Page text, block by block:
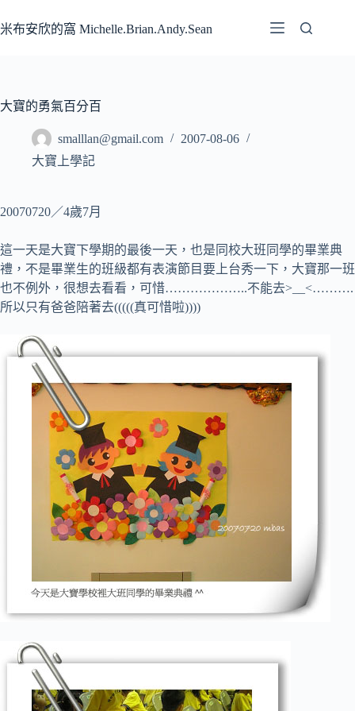
至
容
米布安欣的窩 Michelle.Brian.Andy.Sean
大寶的勇氣百分百
smalllan@gmail.com
2007-08-06
大寶上學記
20070720／4歲7月
這一天是大寶下學期的最後一天，也是同校大班同學的畢業典
禮，不是畢業生的班級都有表演節目要上台秀一下，大寶那一班
也不例外，很想去看看，可惜………………..不能去>__<……….
所以只有爸爸陪著去(((((真可惜啦))))